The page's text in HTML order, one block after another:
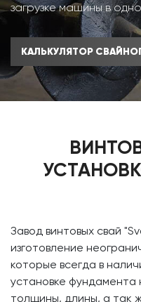
загрузке машины в
КАЛЬКУЛЯТОР
​Завод винтовых свай
изготовление
которые всегда в
установке фундамента
толщины, длины, а так